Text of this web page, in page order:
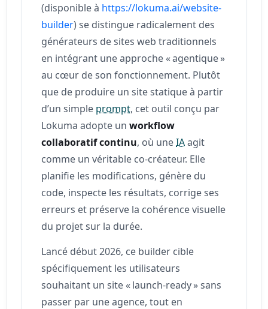
(disponible à https://lokuma.ai/website-
builder) se distingue radicalement des
générateurs de sites web traditionnels
en intégrant une approche « agentique »
au cœur de son fonctionnement. Plutôt
que de produire un site statique à partir
d’un simple prompt, cet outil conçu par
Lokuma adopte unworkflow
collaboratif continu, où uneIAagit
comme un véritable co-créateur. Elle
planifie les modifications, génère du
code, inspecte les résultats, corrige ses
erreurs et préserve la cohérence visuelle
du projet sur la durée.
Lancé début 2026, ce builder cible
spécifiquement les utilisateurs
souhaitant un site « launch-ready » sans
passer par une agence, tout en